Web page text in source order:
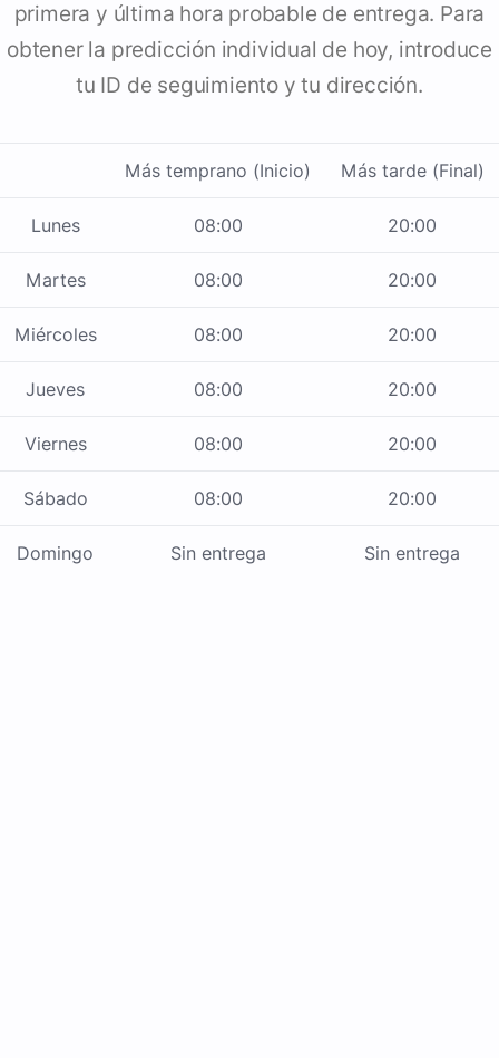
primera y última hora probable de entrega. Para
obtener la predicción individual de hoy, introduce
tu ID de seguimiento y tu dirección.
Más temprano (Inicio) Más tarde (Final)
Lunes 08:00 20:00
Martes 08:00 20:00
Miércoles 08:00 20:00
Jueves 08:00 20:00
Viernes 08:00 20:00
Sábado 08:00 20:00
Domingo Sin entrega Sin entrega